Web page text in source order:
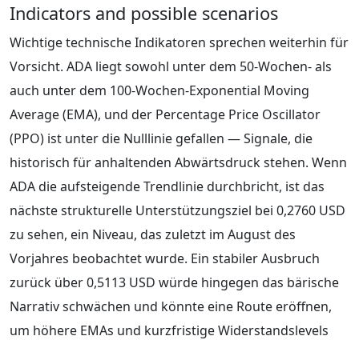
Indicators and possible scenarios
Wichtige technische Indikatoren sprechen weiterhin für
Vorsicht. ADA liegt sowohl unter dem 50-Wochen- als
auch unter dem 100-Wochen-Exponential Moving
Average (EMA), und der Percentage Price Oscillator
(PPO) ist unter die Nulllinie gefallen — Signale, die
historisch für anhaltenden Abwärtsdruck stehen. Wenn
ADA die aufsteigende Trendlinie durchbricht, ist das
nächste strukturelle Unterstützungsziel bei 0,2760 USD
zu sehen, ein Niveau, das zuletzt im August des
Vorjahres beobachtet wurde. Ein stabiler Ausbruch
zurück über 0,5113 USD würde hingegen das bärische
Narrativ schwächen und könnte eine Route eröffnen,
um höhere EMAs und kurzfristige Widerstandslevels